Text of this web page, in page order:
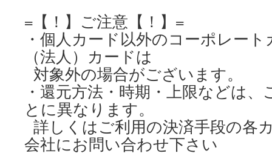
=【！】ご注意【！】=
・個人カード以外のコーポレー
（法人）カードは
対象外の場合がございます。
・還元方法・時期・上限などは
とに異なります。
詳しくはご利用の決済手段の各
会社にお問い合わせ下さい